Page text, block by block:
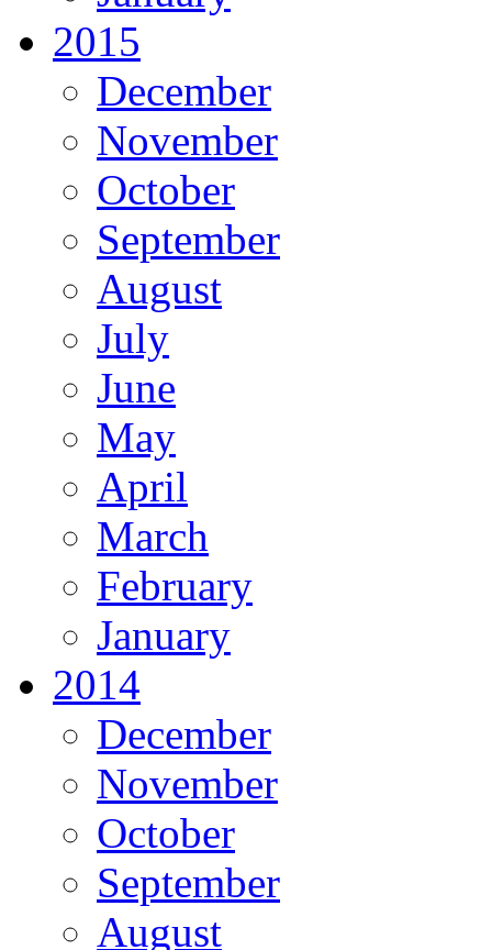
2015
December
November
October
September
August
July
June
May
April
March
February
January
2014
December
November
October
September
August